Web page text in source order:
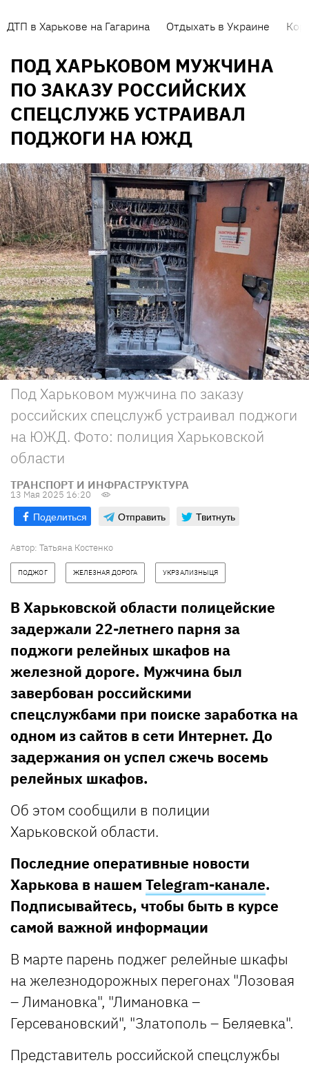
ДТП в Харькове на Гагарина Отдыхать в Украине
ПОД ХАРЬКОВОМ МУЖЧИНА
ПО ЗАКАЗУ РОССИЙСКИХ
СПЕЦСЛУЖБ УСТРАИВАЛ
ПОДЖОГИ НА ЮЖД
Под Харьковом мужчина по заказу
российских спецслужб устраивал поджоги
на ЮЖД. Фото: полиция Харьковской
области
ТРАНСПОРТ И ИНФРАСТРУКТУРА
13 Мая 2025 16:20
Поделиться Отправить Твитнуть
Автор: Татьяна Костенко
ПОДЖОГ ЖЕЛЕЗНАЯ ДОРОГА УКРЗАЛИЗНЫЦЯ
В Харьковской области полицейские
задержали 22-летнего парня за
поджоги релейных шкафов на
железной дороге. Мужчина был
завербован российскими
спецслужбами при поиске заработка на
одном из сайтов в сети Интернет. До
задержания он успел сжечь восемь
релейных шкафов.
Об этом сообщили в полиции
Харьковской области.
Последние оперативные новости
Харькова в нашем Telegram-канале.
Подписывайтесь, чтобы быть в курсе
самой важной информации
В марте парень поджег релейные шкафы
на железнодорожных перегонах "Лозовая
– Лимановка", "Лимановка –
Герсевановский", "Златополь – Беляевка".
Представитель российской спецслужбы